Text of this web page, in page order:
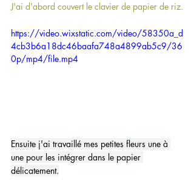
J'ai d'abord couvert le clavier de papier de riz.
https://video.wixstatic.com/video/58350a_d
4cb3b6a18dc46baafa748a4899ab5c9/36
0p/mp4/file.mp4
Ensuite j'ai travaillé mes petites fleurs une à
une pour les intégrer dans le papier
délicatement.